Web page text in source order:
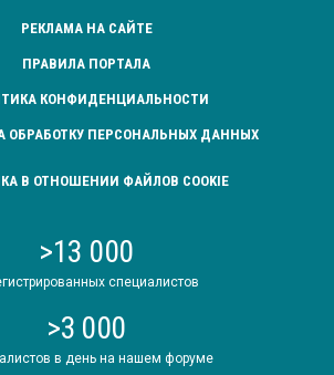
РЕКЛАМА НА САЙТЕ
ПРАВИЛА ПОРТАЛА
КОНФИДЕНЦИАЛЬНОСТИ
ОБРАБОТКУ ПЕРСОНАЛЬНЫХ ДАННЫХ
В ОТНОШЕНИИ ФАЙЛОВ COOKIE
>13 000
специалистов
>3 000
в день на нашем форуме